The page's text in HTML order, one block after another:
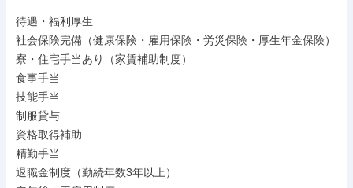
待遇・福利厚生
社会保険完備（健康保険・雇用保険・労災保険・厚生年金保険）
寮・住宅手当あり（家賃補助制度）
食事手当
技能手当
制服貸与
資格取得補助
精勤手当
退職金制度（勤続年数3年以上）